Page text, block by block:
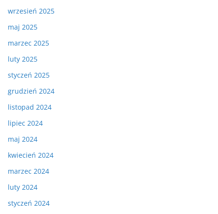
wrzesień 2025
maj 2025
marzec 2025
luty 2025
styczeń 2025
grudzień 2024
listopad 2024
lipiec 2024
maj 2024
kwiecień 2024
marzec 2024
luty 2024
styczeń 2024